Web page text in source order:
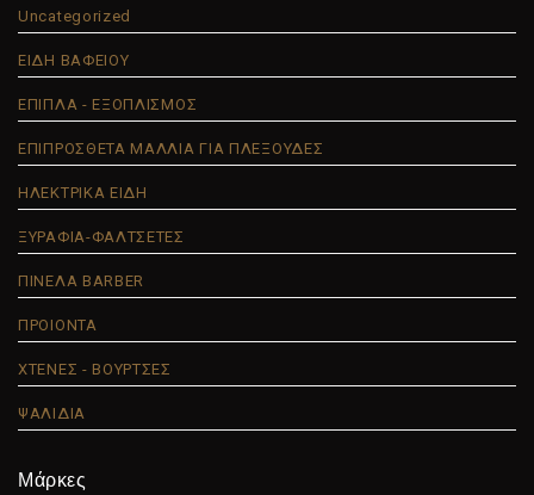
Uncategorized
ΕΙΔΗ ΒΑΦΕΙΟΥ
ΕΠΙΠΛΑ - ΕΞΟΠΛΙΣΜΟΣ
ΕΠΙΠΡΟΣΘΕΤΑ ΜΑΛΛΙΑ ΓΙΑ ΠΛΕΞΟΥΔΕΣ
ΗΛΕΚΤΡΙΚΑ ΕΙΔΗ
ΞΥΡΑΦΙΑ-ΦΑΛΤΣΕΤΕΣ
ΠΙΝΕΛΑ BARBER
ΠΡΟΙΟΝΤΑ
ΧΤΕΝΕΣ - ΒΟΥΡΤΣΕΣ
ΨΑΛΙΔΙΑ
Μάρκες